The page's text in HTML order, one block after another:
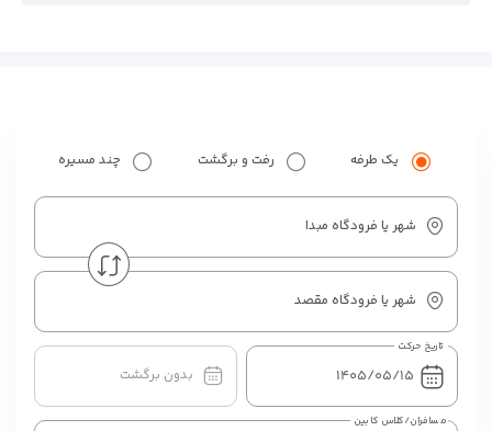
یک طرفه رفت و برگشت چند مسیره
شهر یا فرودگاه مبدا
شهر یا فرودگاه مقصد
تاریخ حرکت
بدون برگشت
مسافران/کلاس کابین